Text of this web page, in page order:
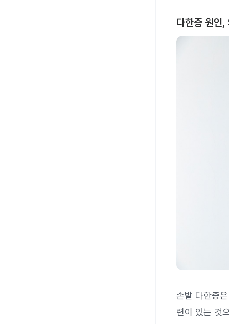
다한증 원인,
손발 다한증
련이 있는 것